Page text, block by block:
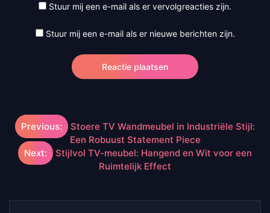
Stuur mij een e-mail als er vervolgreacties zijn.
Stuur mij een e-mail als er nieuwe berichten zijn.
Berichtnavigatie
Previous:
Stoere TV Wandmeubel in Industriële Stijl:
Een Robuust Statement Piece
Next:
Stijlvol TV-meubel: Hangend en Wit voor een
Ruimtelijk Effect